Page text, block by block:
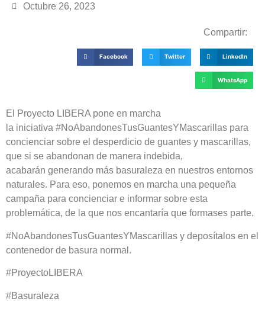
Octubre 26, 2023
Compartir:
Facebook Twitter LinkedIn
WhatsApp
El Proyecto LIBERA pone en marcha
la iniciativa #NoAbandonesTusGuantesYMascarillas para
concienciar sobre el desperdicio de guantes y mascarillas,
que si se abandonan de manera indebida,
acabarán generando más basuraleza en nuestros entornos
naturales. Para eso, ponemos en marcha una pequeña
campaña para concienciar e informar sobre esta
problemática, de la que nos encantaría que formases parte.
#NoAbandonesTusGuantesYMascarillas y deposítalos en el
contenedor de basura normal.
#ProyectoLIBERA
#Basuraleza